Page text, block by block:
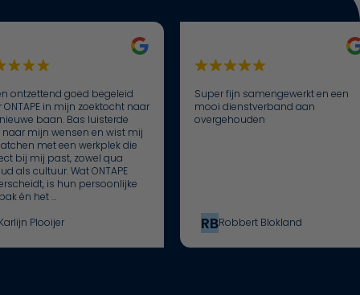
ontzettend goed begeleid
in mijn zoektocht naar
baan. Bas luisterde
mijn wensen en wist mij
met een werkplek die
bij mij past, zowel qua
als cultuur. Wat ONTAPE
is hun persoonlijke
én het …
Plooijer
Super fijn samengewerkt en een
mooi dienstverband aan
overgehouden
RBRobbert Blokland